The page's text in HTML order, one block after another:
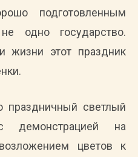
подготовленным
одно государство.
жизни этот праздник
светлый
демонстрацией на
цветов к